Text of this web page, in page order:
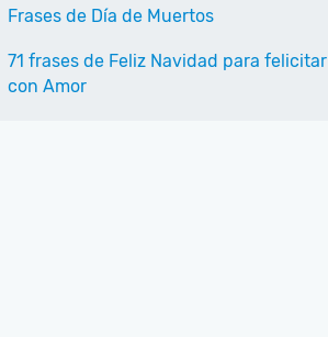
Frases de Día de Muertos
71 frases de Feliz Navidad para felicitar
con Amor